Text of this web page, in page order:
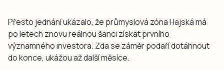
Přesto jednání ukázalo, že průmyslová zóna Hajská má
po letech znovu reálnou šanci získat prvního
významného investora. Zda se záměr podaří dotáhnout
do konce, ukážou až další měsíce.